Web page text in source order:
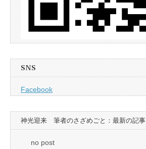
SNS
Facebook
神光迎来 筆者のさざめごと：最新の記事
no post